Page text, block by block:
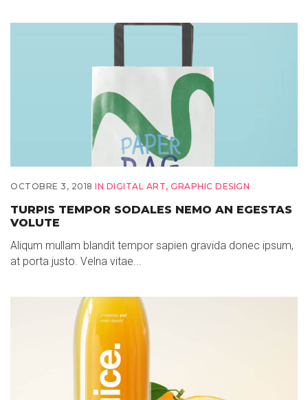
OCTOBRE 3, 2018 IN DIGITAL ART, GRAPHIC DESIGN
TURPIS TEMPOR SODALES NEMO AN EGESTAS
VOLUTE
Aliqum mullam blandit tempor sapien gravida donec ipsum,
at porta justo. Velna vitae...